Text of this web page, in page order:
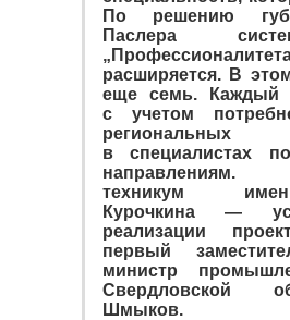
По решению
Паслера
расширяется. В
еще семь. Каждый
с учетом
в специалистах
направлениям.
техникум
Курочкина —
реализации
первый
министр
Свердловской
Шмыков.